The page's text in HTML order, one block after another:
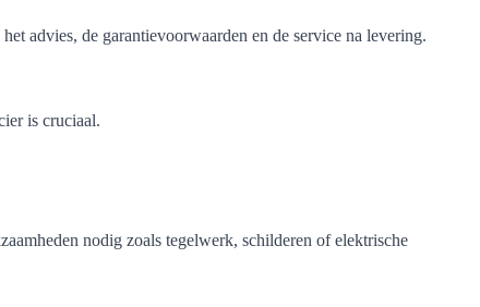
advies, de garantievoorwaarden en de service na levering.
is cruciaal.
nodig zoals tegelwerk, schilderen of elektrische